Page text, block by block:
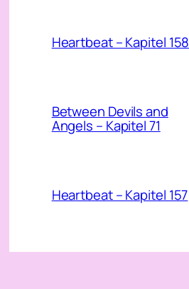
Heartbeat – Kapitel 158
Between Devils and
Angels – Kapitel 71
Heartbeat – Kapitel 157